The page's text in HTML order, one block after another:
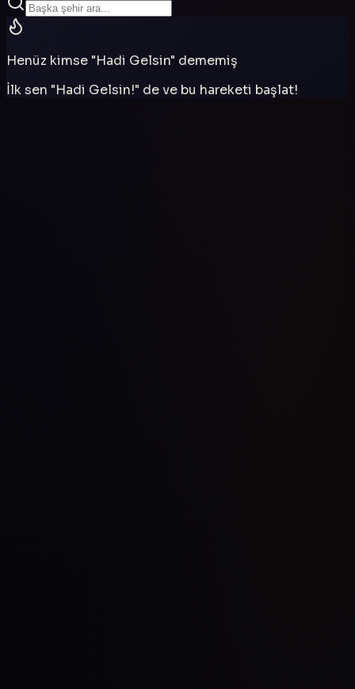
Henüz kimse "Hadi Gelsin" dememiş
İlk sen "Hadi Gelsin!" de ve bu hareketi başlat!